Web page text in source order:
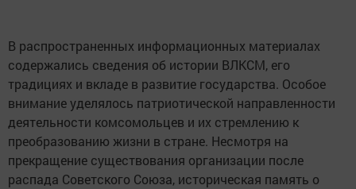
В распространенных информационных материалах
содержались сведения об истории ВЛКСМ, его
традициях и вкладе в развитие государства. Особое
внимание уделялось патриотической направленности
деятельности комсомольцев и их стремлению к
преобразованию жизни в стране. Несмотря на
прекращение существования организации после
распада Советского Союза, историческая память о